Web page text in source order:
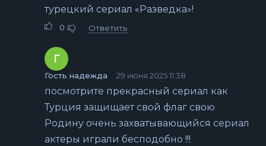
турецкий сериал «Разведка»!
0 Ответить
Г
Гость надежда 29 июня 2025 11:38
посмотрите прекрасный сериал как
Турция защищает свой флаг свою
Родину очень захватывающийся сериал
актеры играли бесподобно !!!